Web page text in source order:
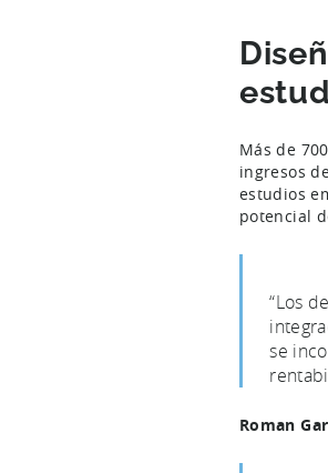
Más de
ingresos
estudios
potencial
“Los
se
Roman